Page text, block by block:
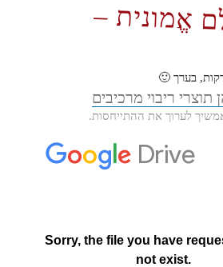
אֱמונית –
בערך 🙂
ריבוי מרכיבים
לערוך את ההתייחסות.